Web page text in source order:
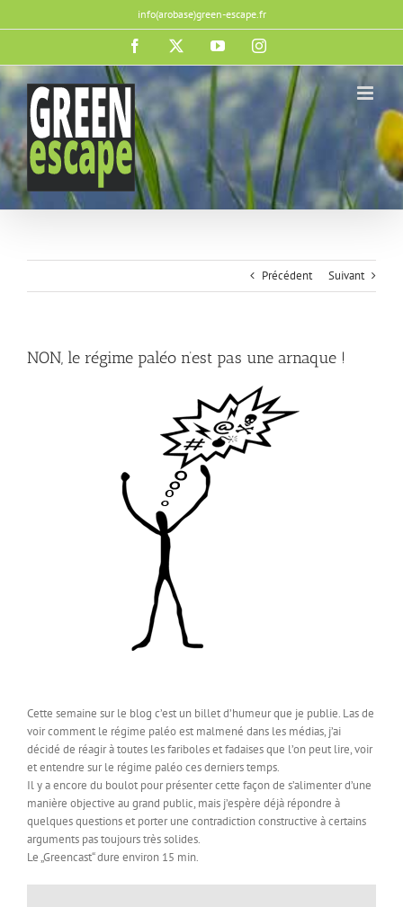
au
info(arobase)green-escape.fr
Facebook YouTubeInstagram
Précédent Suivant
NON, le régime paléo n’est pas une arnaque !
Cette semaine sur le blog c’est un billet d’humeur que je publie. Las de
voir comment le régime paléo est malmené dans les médias, j’ai
décidé de réagir à toutes les fariboles et fadaises que l’on peut lire, voir
et entendre sur le régime paléo ces derniers temps.
Il y a encore du boulot pour présenter cette façon de s’alimenter d’une
manière objective au grand public, mais j’espère déjà répondre à
quelques questions et porter une contradiction constructive à certains
arguments pas toujours très solides.
Le „Greencast“ dure environ 15 min.